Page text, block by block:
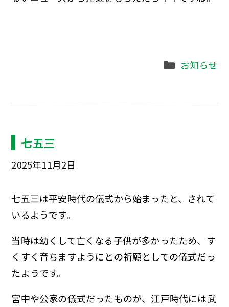
Categories
お知らせ
七五三
2025年11月2日
七五三は平安時代の儀式から始まったと、されて
いるようです。
当時は幼くして亡くなる子供が多かったため、す
くすく育ちますようにとの祈願としての儀式だっ
たようです。
宮中や公家の儀式だったものが、江戸時代には武